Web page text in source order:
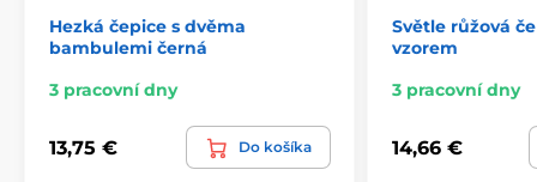
Hezká čepice s dvěma
bambulemi černá
3 pracovní dny
13,75 € Do košíka
Světle růžová
vzorem
3 pracovní dny
14,66 €